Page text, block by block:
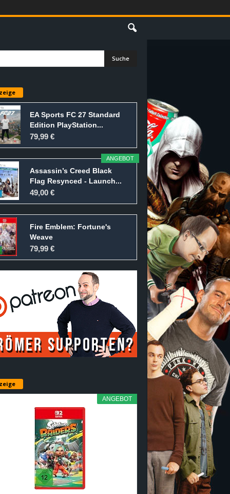
EA Sports FC 27 Standard
Edition PlayStation...
79,99 €
ANGEBOT
Assassin’s Creed Black
Flag Resynced - Launch...
49,00 €
Fire Emblem: Fortune's
Weave
79,99 €
ANGEBOT